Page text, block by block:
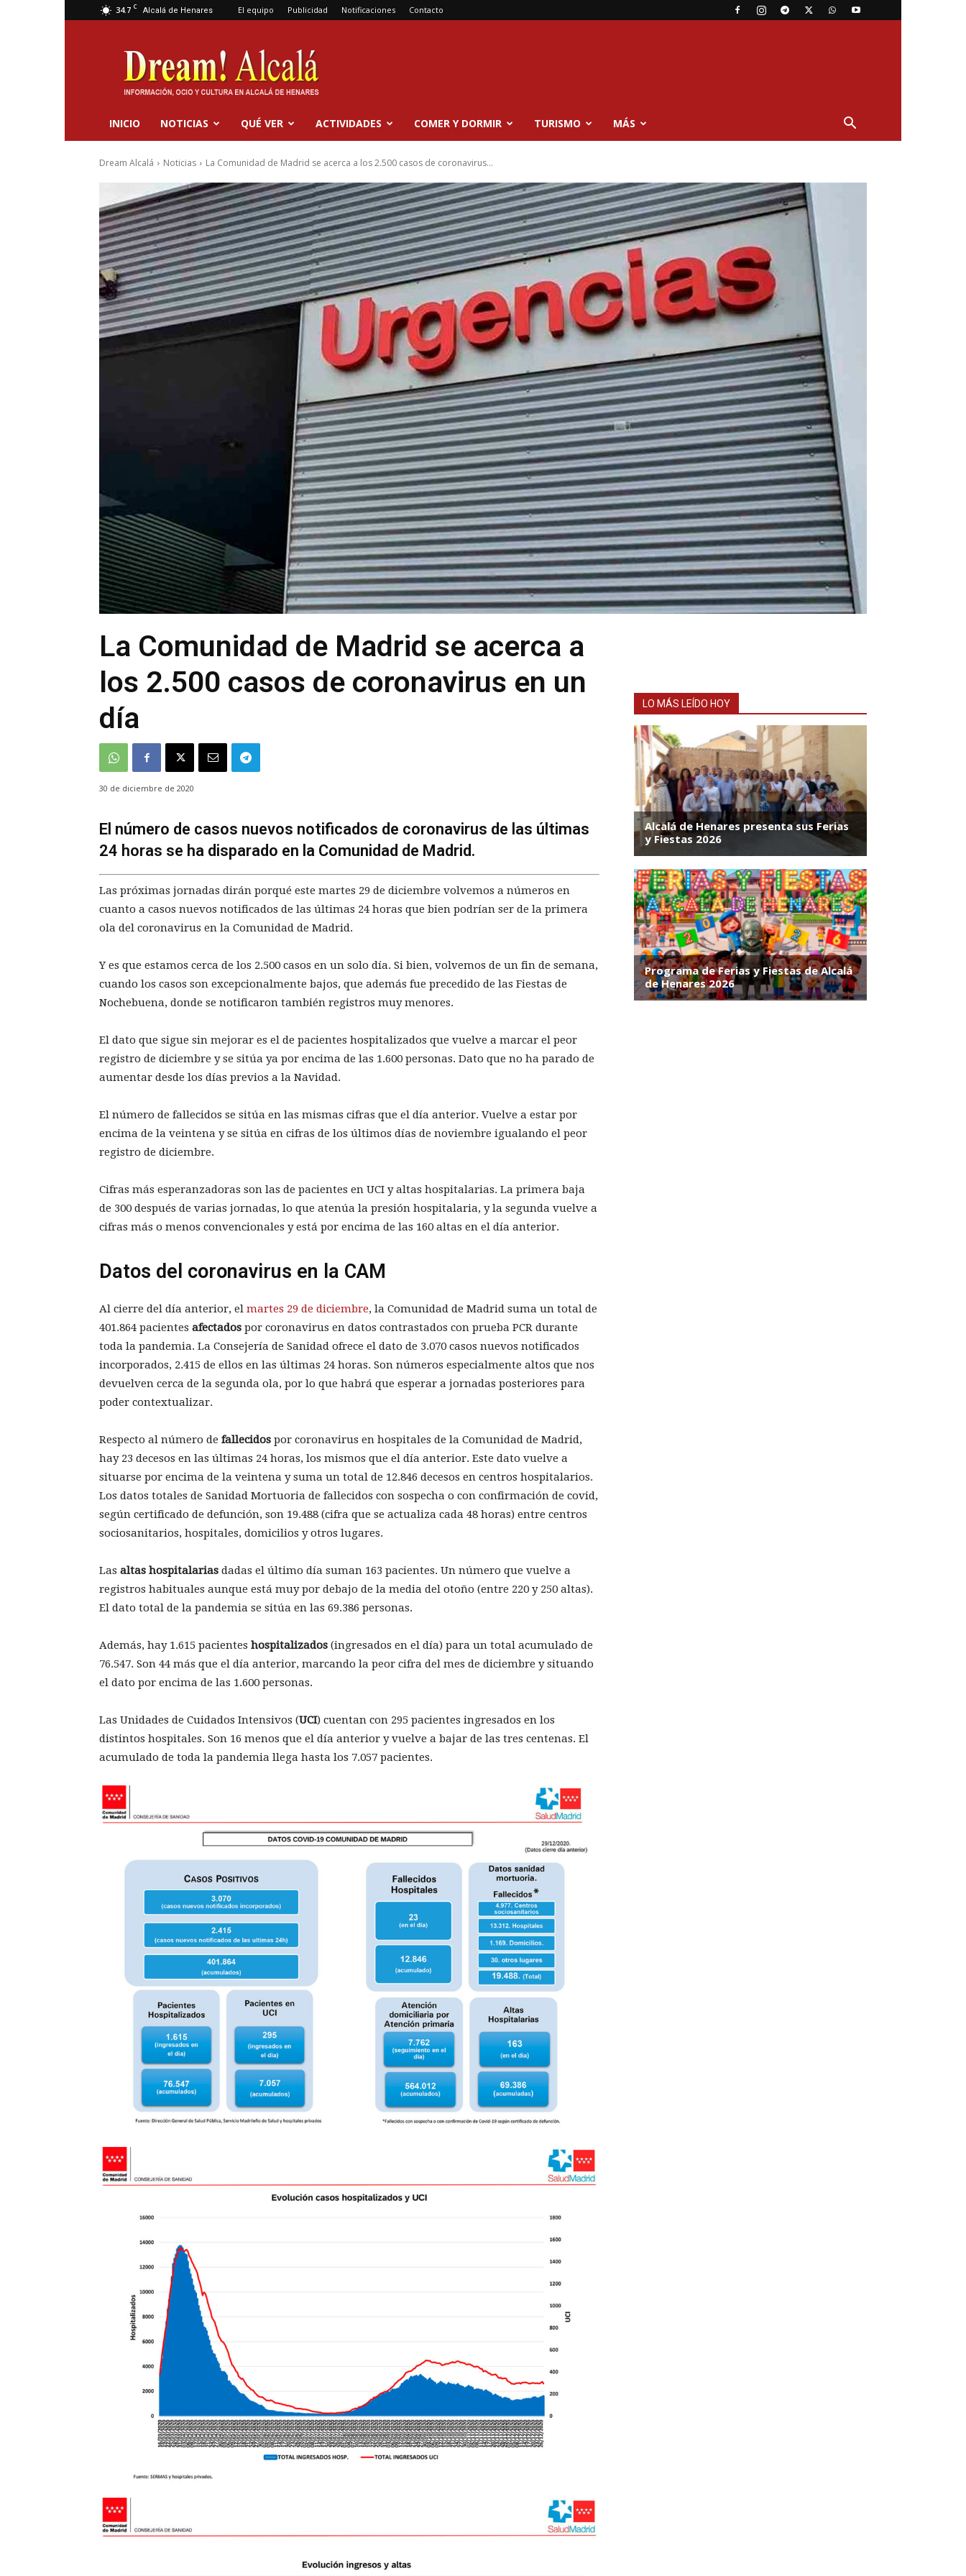
34.7 C Alcalá de Henares El equipo Publicidad Notificaciones Contacto
Dream
Alcalá
INICIO NOTICIAS QUÉ VER ACTIVIDADES COMER Y DORMIR TURISMO MÁS
Dream Alcalá Noticias La Comunidad de Madrid se acerca a los 2.500 casos de coronavirus...
La Comunidad de Madrid se acerca a
los 2.500 casos de coronavirus en un
día
30 de diciembre de 2020
El número de casos nuevos notificados de coronavirus de las últimas
24 horas se ha disparado en la Comunidad de Madrid.
Las próximas jornadas dirán porqué este martes 29 de diciembre volvemos a números en
cuanto a casos nuevos notificados de las últimas 24 horas que bien podrían ser de la primera
ola del coronavirus en la Comunidad de Madrid.
Y es que estamos cerca de los 2.500 casos en un solo día. Si bien, volvemos de un fin de semana,
cuando los casos son excepcionalmente bajos, que además fue precedido de las Fiestas de
Nochebuena, donde se notificaron también registros muy menores.
El dato que sigue sin mejorar es el de pacientes hospitalizados que vuelve a marcar el peor
registro de diciembre y se sitúa ya por encima de las 1.600 personas. Dato que no ha parado de
aumentar desde los días previos a la Navidad.
El número de fallecidos se sitúa en las mismas cifras que el día anterior. Vuelve a estar por
encima de la veintena y se sitúa en cifras de los últimos días de noviembre igualando el peor
registro de diciembre.
Cifras más esperanzadoras son las de pacientes en UCI y altas hospitalarias. La primera baja
de 300 después de varias jornadas, lo que atenúa la presión hospitalaria, y la segunda vuelve a
cifras más o menos convencionales y está por encima de las 160 altas en el día anterior.
Datos del coronavirus en la CAM
Al cierre del día anterior, el martes 29 de diciembre, la Comunidad de Madrid suma un total de
401.864 pacientes afectados por coronavirus en datos contrastados con prueba PCR durante
toda la pandemia. La Consejería de Sanidad ofrece el dato de 3.070 casos nuevos notificados
incorporados, 2.415 de ellos en las últimas 24 horas. Son números especialmente altos que nos
devuelven cerca de la segunda ola, por lo que habrá que esperar a jornadas posteriores para
poder contextualizar.
Respecto al número de fallecidos por coronavirus en hospitales de la Comunidad de Madrid,
hay 23 decesos en las últimas 24 horas, los mismos que el día anterior. Este dato vuelve a
situarse por encima de la veintena y suma un total de 12.846 decesos en centros hospitalarios.
Los datos totales de Sanidad Mortuoria de fallecidos con sospecha o con confirmación de covid,
según certificado de defunción, son 19.488 (cifra que se actualiza cada 48 horas) entre centros
sociosanitarios, hospitales, domicilios y otros lugares.
Las altas hospitalarias dadas el último día suman 163 pacientes. Un número que vuelve a
registros habituales aunque está muy por debajo de la media del otoño (entre 220 y 250 altas).
El dato total de la pandemia se sitúa en las 69.386 personas.
Además, hay 1.615 pacientes hospitalizados (ingresados en el día) para un total acumulado de
76.547. Son 44 más que el día anterior, marcando la peor cifra del mes de diciembre y situando
el dato por encima de las 1.600 personas.
Las Unidades de Cuidados Intensivos (UCI) cuentan con 295 pacientes ingresados en los
distintos hospitales. Son 16 menos que el día anterior y vuelve a bajar de las tres centenas. El
acumulado de toda la pandemia llega hasta los 7.057 pacientes.
LO MÁS LEÍDO HOY